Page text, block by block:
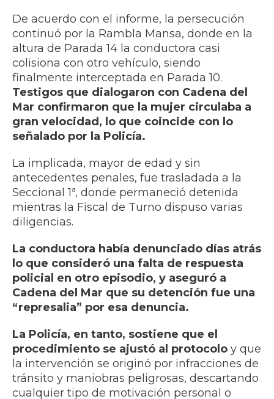
De acuerdo con el informe, la persecución
continuó por la Rambla Mansa, donde en la
altura de Parada 14 la conductora casi
colisiona con otro vehículo, siendo
finalmente interceptada en Parada 10.
Testigos que dialogaron con Cadena del
Mar confirmaron que la mujer circulaba a
gran velocidad, lo que coincide con lo
señalado por la Policía.
La implicada, mayor de edad y sin
antecedentes penales, fue trasladada a la
Seccional 1ª, donde permaneció detenida
mientras la Fiscal de Turno dispuso varias
diligencias.
La conductora había denunciado días atrás
lo que consideró una falta de respuesta
policial en otro episodio, y aseguró a
Cadena del Mar que su detención fue una
“represalia” por esa denuncia.
La Policía, en tanto, sostiene que el
procedimiento se ajustó al protocolo y que
la intervención se originó por infracciones de
tránsito y maniobras peligrosas, descartando
cualquier tipo de motivación personal o